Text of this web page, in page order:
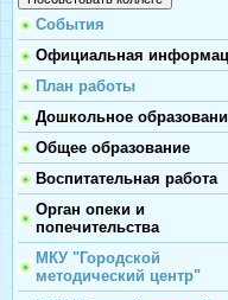
События
Официальная
План работы
Дошкольное
Общее образование
Воспитательная работа
Орган опеки и
попечительства
МКУ "Городской
методический центр"